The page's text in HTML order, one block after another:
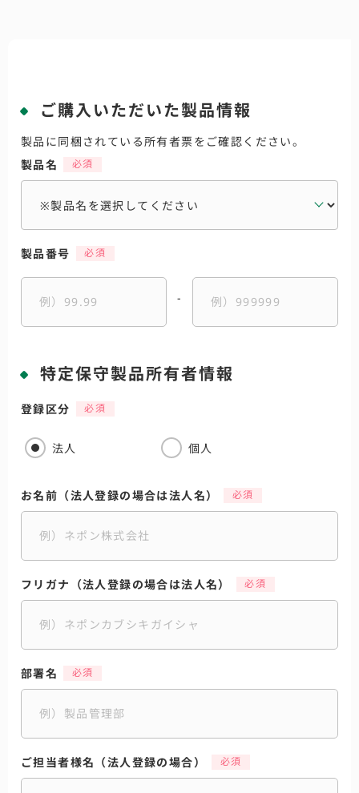
ご購入いただいた製品情報
製品に同梱されている所有者票をご確認ください。
製品名
製品番号
-
特定保守製品所有者情報
登録区分
法人 個人
お名前（法人登録の場合は法人名）
フリガナ（法人登録の場合は法人名）
部署名
ご担当者様名（法人登録の場合）